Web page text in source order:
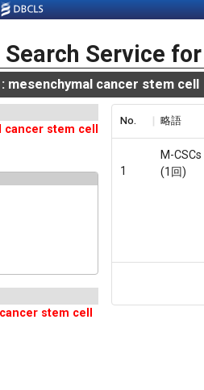
Search Service
mesenchymal cancer stem cell
stem cell
stem cell
No. 略語
1
M-CSCs
(1回)